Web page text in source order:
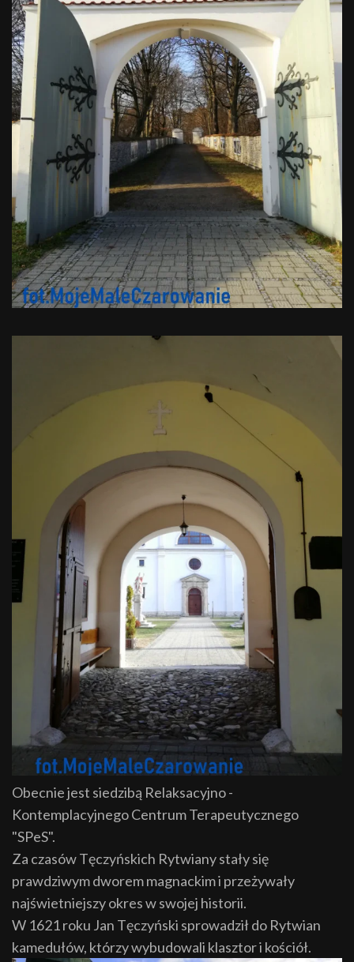
Obecnie jest siedzibą Relaksacyjno -
Kontemplacyjnego Centrum Terapeutycznego
"SPeS".
Za czasów Tęczyńskich Rytwiany stały się
prawdziwym dworem magnackim i przeżywały
najświetniejszy okres w swojej historii.
W 1621 roku Jan Tęczyński sprowadził do Rytwian
kamedułów, którzy wybudowali klasztor i kościół.